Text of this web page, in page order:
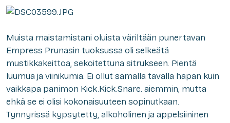
Muista maistamistani oluista väriltään punertavan
Empress Prunasin tuoksussa oli selkeätä
mustikkakeittoa, sekoitettuna sitrukseen. Pientä
luumua ja viinikumia. Ei ollut samalla tavalla hapan kuin
vaikkapa panimon Kick.Kick.Snare. aiemmin, mutta
ehkä se ei olisi kokonaisuuteen sopinutkaan.
Tynnyrissä kypsytetty, alkoholinen ja appelsiininen